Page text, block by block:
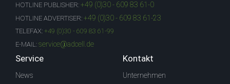
HOTLINE PUBLISHER: +49 (0)30 - 609 83 61-0
HOTLINE ADVERTISER: +49 (0)30 - 609 83 61-23
TELEFAX: +49 (0)30 - 609 83 61-99
E-MAIL: service@adcell.de
Service
News
Kontakt
Unternehmen